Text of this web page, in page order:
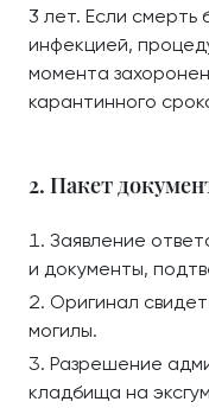
3 лет. Если смерть
инфекцией,
момента
карантинного
2. Пакет
Заявление
и документы,
Оригинал
могилы.
Разрешение
кладбища на